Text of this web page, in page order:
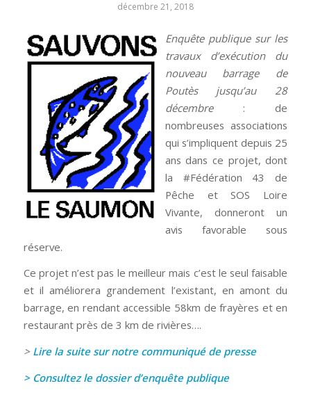
décembre 21, 2018
Enquête publique sur les
travaux d’exécution du
nouveau barrage de
Poutès jusqu’au 28
décembre : de
nombreuses associations
qui s’impliquent depuis 25
ans dans ce projet, dont
la #Fédération 43 de
Pêche et SOS Loire
Vivante, donneront un
avis favorable sous
réserve.
Ce projet n’est pas le meilleur mais c’est le seul faisable
et il améliorera grandement l’existant, en amont du
barrage, en rendant accessible 58km de frayères et en
restaurant près de 3 km de rivières….
> Lire la suite sur notre communiqué de presse
> Consultez le dossier d’enquête publique